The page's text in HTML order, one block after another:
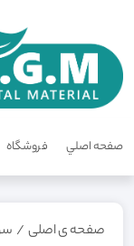
صفحه اصلي فروشگاه
صفحه ی اصلی /